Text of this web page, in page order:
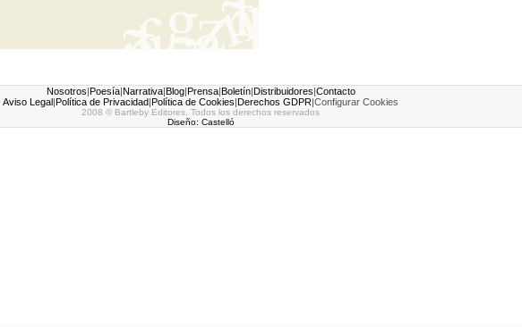
Nosotros|Poesía|Narrativa|Blog|Prensa|Boletín|Distribuidores|Contacto
Aviso Legal|Política de Privacidad|Política de Cookies|Derechos GDPR|Configurar Cookies
2008 © Bartleby Editores. Todos los derechos reservados
Diseño: Castelló